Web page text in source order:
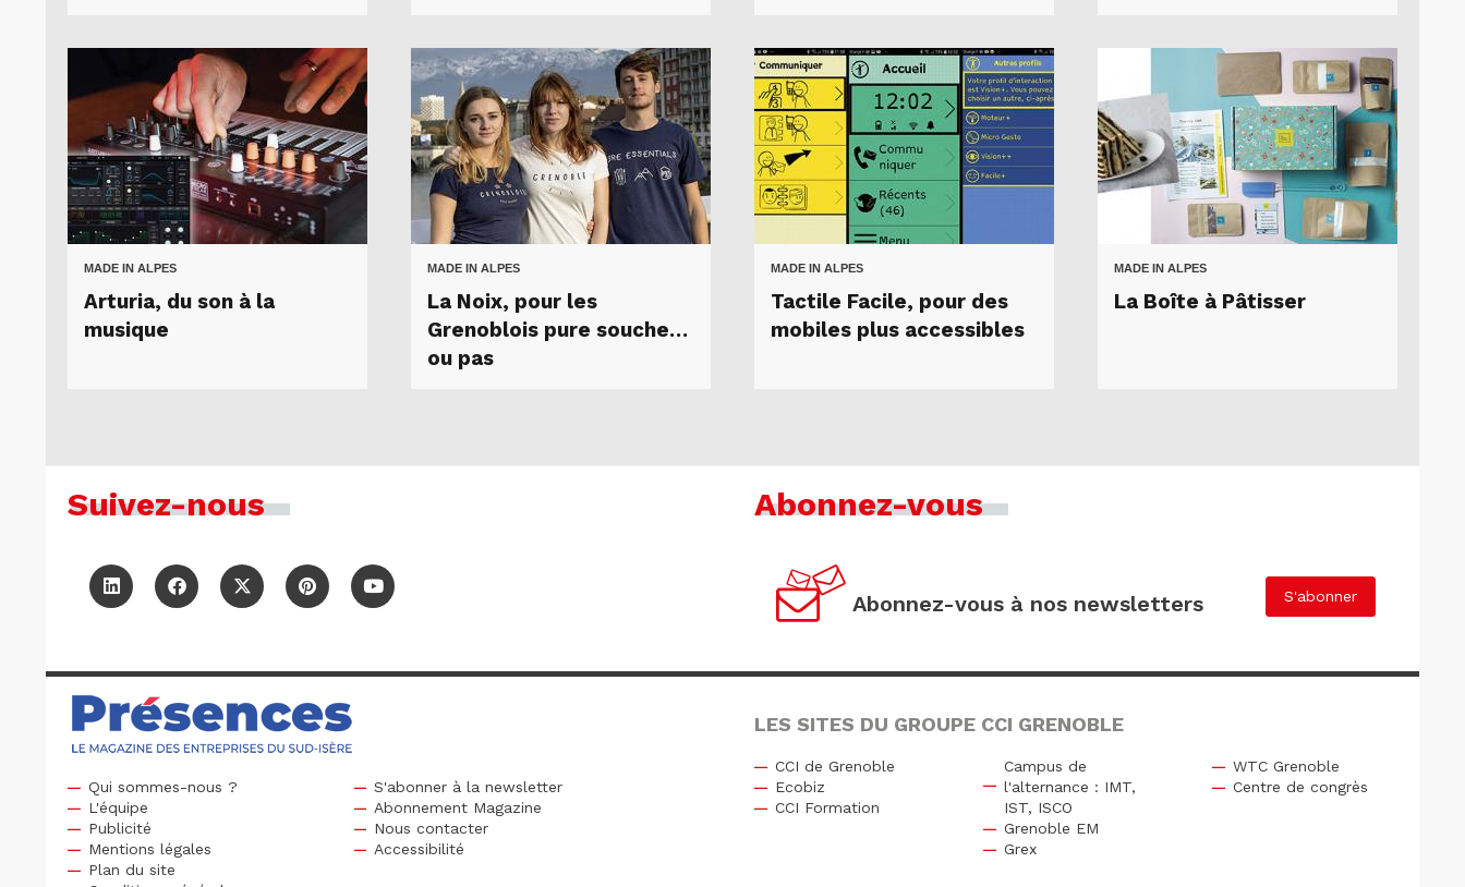
MADE IN ALPES
Arturia, du son à la
musique
MADE IN ALPES
La Noix, pour les
Grenoblois pure souche…
ou pas
MADE IN ALPES
Tactile Facile, pour des
mobiles plus accessibles
MADE IN ALPES
La Boîte à Pâtisser
Suivez-nous Abonnez-vous
Abonnez-vous à nos newsletters S'abonner
Qui sommes-nous ?
L'équipe
Publicité
S'abonner à la newsletter
Abonnement Magazine
Nous contacter
Mentions légales
Plan du site
Accessibilité
LES SITES DU GROUPE CCI GRENOBLE
CCI de Grenoble
Ecobiz
CCI Formation
Campus de
l'alternance : IMT,
IST, ISCO
Grenoble EM
Grex
WTC Grenoble
Centre de congrès